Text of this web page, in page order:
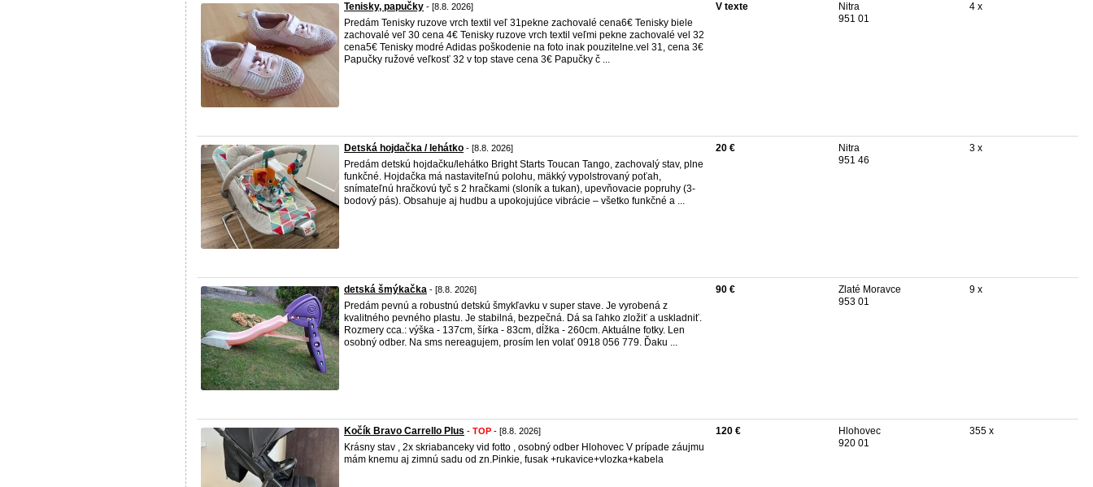
Tenisky, papučky - [8.8. 2026]
Predám Tenisky ruzove vrch textil veľ 31pekne zachovalé cena6€ Tenisky biele
zachovalé veľ 30 cena 4€ Tenisky ruzove vrch textil veľmi pekne zachovalé vel 32
cena5€ Tenisky modré Adidas poškodenie na foto inak pouzitelne.vel 31, cena 3€
Papučky ružové veľkosť 32 v top stave cena 3€ Papučky č ...
V texte
Nitra
951 01
4 x
Detská hojdačka / lehátko - [8.8. 2026]
Predám detskú hojdačku/lehátko Bright Starts Toucan Tango, zachovalý stav, plne
funkčné. Hojdačka má nastaviteľnú polohu, mäkký vypolstrovaný poťah,
snímateľnú hračkovú tyč s 2 hračkami (sloník a tukan), upevňovacie popruhy (3-
bodový pás). Obsahuje aj hudbu a upokojujúce vibrácie – všetko funkčné a ...
20 €
Nitra
951 46
3 x
detská šmýkačka - [8.8. 2026]
Predám pevnú a robustnú detskú šmykľavku v super stave. Je vyrobená z
kvalitného pevného plastu. Je stabilná, bezpečná. Dá sa ľahko zložiť a uskladniť.
Rozmery cca.: výška - 137cm, šírka - 83cm, dĺžka - 260cm. Aktuálne fotky. Len
osobný odber. Na sms nereagujem, prosím len volať 0918 056 779. Ďaku ...
90 €
Zlaté Moravce
953 01
9 x
Kočík Bravo Carrello Plus - TOP - [8.8. 2026]
Krásny stav , 2x skriabanceky vid fotto , osobný odber Hlohovec V prípade záujmu
mám knemu aj zimnú sadu od zn.Pinkie, fusak +rukavice+vlozka+kabela
120 €
Hlohovec
920 01
355 x